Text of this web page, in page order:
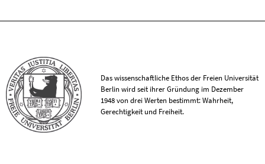
Das wissenschaftliche Ethos der Freien Universität
Berlin wird seit ihrer Gründung im Dezember
1948 von drei Werten bestimmt: Wahrheit,
Gerechtigkeit und Freiheit.